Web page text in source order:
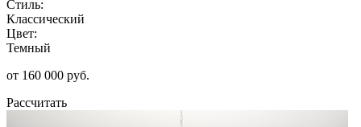
Стиль:
Классический
Цвет:
Темный
от 160 000 руб.
Рассчитать